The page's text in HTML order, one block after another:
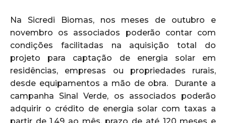
Na Sicredi Biomas, nos meses de outubro e
novembro os associados poderão contar com
condições facilitadas na aquisição total do
projeto para captação de energia solar em
residências, empresas ou propriedades rurais,
desde equipamentos a mão de obra. Durante a
campanha Sinal Verde, os associados poderão
adquirir o crédito de energia solar com taxas a